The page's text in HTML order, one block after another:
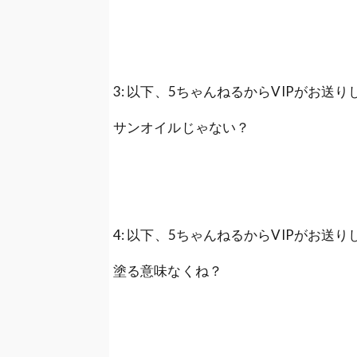
3: 以下、5ちゃんねるからVIPがお送
サンオイルじゃない？
4: 以下、5ちゃんねるからVIPがお送
塗る意味なくね？